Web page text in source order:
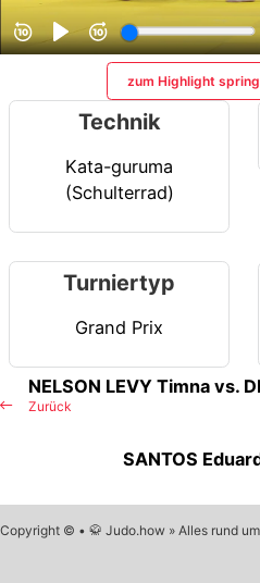
zum Highlight
Technik
Kata-guruma
(Schulterrad)
Turniertyp
Grand Prix
Zurück
NELSON LEVY Timna vs.
SANTOS
Copyright © • 🥋 Judo.how » Alles rund